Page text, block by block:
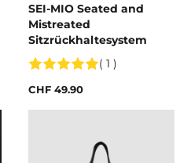
SEI-MIO Seated and
Mistreated
Sitzrückhaltesystem
( 1 )
CHF 49.90